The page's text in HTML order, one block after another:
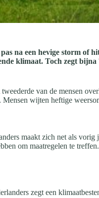
na een hevige storm of
klimaat. Toch zegt
van de mensen
wijten heftige
maakt zich net als
om maatregelen te
zegt een